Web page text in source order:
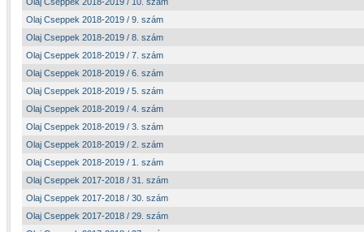
Olaj Cseppek 2018-2019 / 9. szám
Olaj Cseppek 2018-2019 / 8. szám
Olaj Cseppek 2018-2019 / 7. szám
Olaj Cseppek 2018-2019 / 6. szám
Olaj Cseppek 2018-2019 / 5. szám
Olaj Cseppek 2018-2019 / 4. szám
Olaj Cseppek 2018-2019 / 3. szám
Olaj Cseppek 2018-2019 / 2. szám
Olaj Cseppek 2018-2019 / 1. szám
Olaj Cseppek 2017-2018 / 31. szám
Olaj Cseppek 2017-2018 / 30. szám
Olaj Cseppek 2017-2018 / 29. szám